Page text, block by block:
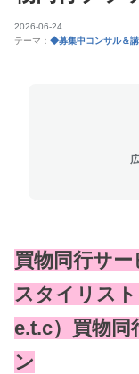
2026-06-24
テーマ： ◆募集中コンサル＆
買物同行サ
スタイリス
e.t.c）買物
ン